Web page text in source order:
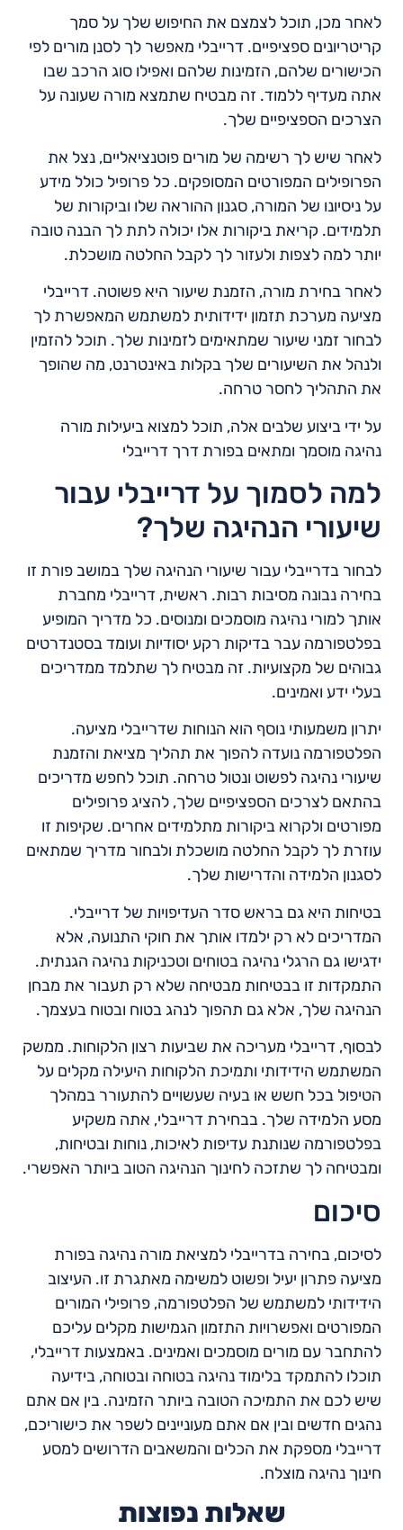
לאחר מכן, תוכל לצמצם את החיפוש שלך על סמך
קריטריונים ספציפיים. דרייבלי מאפשר לך לסנן מורים לפי
הכישורים שלהם, הזמינות שלהם ואפילו סוג הרכב שבו
אתה מעדיף ללמוד. זה מבטיח שתמצא מורה שעונה על
הצרכים הספציפיים שלך.
לאחר שיש לך רשימה של מורים פוטנציאליים, נצל את
הפרופילים המפורטים המסופקים. כל פרופיל כולל מידע
על ניסיונו של המורה, סגנון ההוראה שלו וביקורות של
תלמידים. קריאת ביקורות אלו יכולה לתת לך הבנה טובה
יותר למה לצפות ולעזור לך לקבל החלטה מושכלת.
לאחר בחירת מורה, הזמנת שיעור היא פשוטה. דרייבלי
מציעה מערכת תזמון ידידותית למשתמש המאפשרת לך
לבחור זמני שיעור שמתאימים לזמינות שלך. תוכל להזמין
ולנהל את השיעורים שלך בקלות באינטרנט, מה שהופך
את התהליך לחסר טרחה.
על ידי ביצוע שלבים אלה, תוכל למצוא ביעילות מורה
נהיגה מוסמך ומתאים בפורת דרך דרייבלי
למה לסמוך על דרייבלי עבור
שיעורי הנהיגה שלך?
לבחור בדרייבלי עבור שיעורי הנהיגה שלך במושב פורת זו
בחירה נבונה מסיבות רבות. ראשית, דרייבלי מחברת
אותך למורי נהיגה מוסמכים ומנוסים. כל מדריך המופיע
בפלטפורמה עבר בדיקות רקע יסודיות ועומד בסטנדרטים
גבוהים של מקצועיות. זה מבטיח לך שתלמד ממדריכים
בעלי ידע ואמינים.
יתרון משמעותי נוסף הוא הנוחות שדרייבלי מציעה.
הפלטפורמה נועדה להפוך את תהליך מציאת והזמנת
שיעורי נהיגה לפשוט ונטול טרחה. תוכל לחפש מדריכים
בהתאם לצרכים הספציפיים שלך, להציג פרופילים
מפורטים ולקרוא ביקורות מתלמידים אחרים. שקיפות זו
עוזרת לך לקבל החלטה מושכלת ולבחור מדריך שמתאים
לסגנון הלמידה והדרישות שלך.
בטיחות היא גם בראש סדר העדיפויות של דרייבלי.
המדריכים לא רק ילמדו אותך את חוקי התנועה, אלא
ידגישו גם הרגלי נהיגה בטוחים וטכניקות נהיגה הגנתית.
התמקדות זו בבטיחות מבטיחה שלא רק תעבור את מבחן
הנהיגה שלך, אלא גם תהפוך לנהג בטוח ובטוח בעצמך.
לבסוף, דרייבלי מעריכה את שביעות רצון הלקוחות. ממשק
המשתמש הידידותי ותמיכת הלקוחות היעילה מקלים על
הטיפול בכל חשש או בעיה שעשויים להתעורר במהלך
מסע הלמידה שלך. בבחירת דרייבלי, אתה משקיע
בפלטפורמה שנותנת עדיפות לאיכות, נוחות ובטיחות,
ומבטיחה לך שתזכה לחינוך הנהיגה הטוב ביותר האפשרי.
סיכום
לסיכום, בחירה בדרייבלי למציאת מורה נהיגה בפורת
מציעה פתרון יעיל ופשוט למשימה מאתגרת זו. העיצוב
הידידותי למשתמש של הפלטפורמה, פרופילי המורים
המפורטים ואפשרויות התזמון הגמישות מקלים עליכם
להתחבר עם מורים מוסמכים ואמינים. באמצעות דרייבלי,
תוכלו להתמקד בלימוד נהיגה בטוחה ובטוחה, בידיעה
שיש לכם את התמיכה הטובה ביותר הזמינה. בין אם אתם
נהגים חדשים ובין אם אתם מעוניינים לשפר את כישוריכם,
דרייבלי מספקת את הכלים והמשאבים הדרושים למסע
חינוך נהיגה מוצלח.
שאלות נפוצות